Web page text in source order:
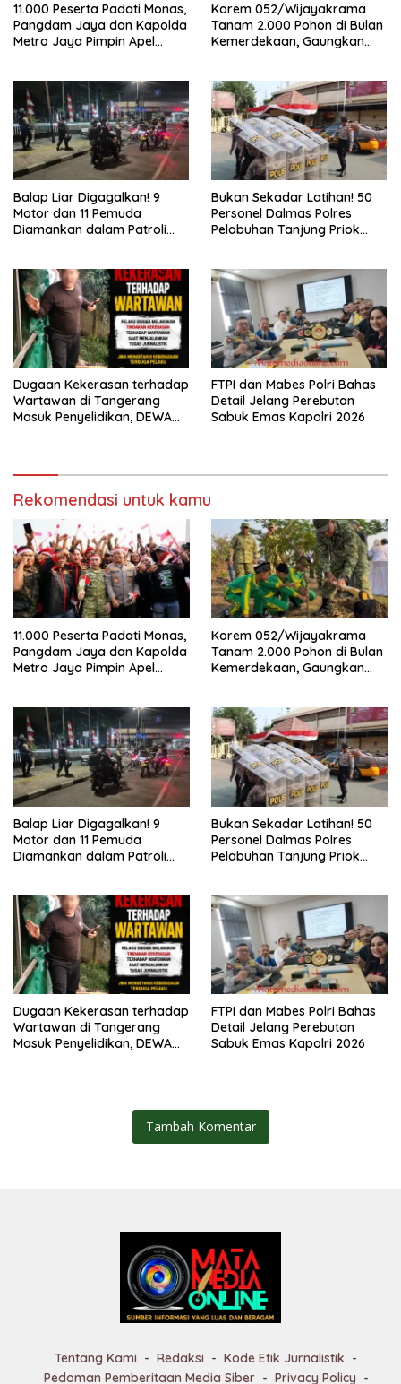
11.000 Peserta Padati Monas,
Pangdam Jaya dan Kapolda
Metro Jaya Pimpin Apel
Korem 052/Wijayakrama
Tanam 2.000 Pohon di Bulan
Kemerdekaan, Gaungkan
Balap Liar Digagalkan! 9
Motor dan 11 Pemuda
Diamankan dalam Patroli
Bukan Sekadar Latihan! 50
Personel Dalmas Polres
Pelabuhan Tanjung Priok
Dugaan Kekerasan terhadap
Wartawan di Tangerang
Masuk Penyelidikan, DEWA
FTPI dan Mabes Polri Bahas
Detail Jelang Perebutan
Sabuk Emas Kapolri 2026
Rekomendasi untuk kamu
11.000 Peserta Padati Monas,
Pangdam Jaya dan Kapolda
Metro Jaya Pimpin Apel
Korem 052/Wijayakrama
Tanam 2.000 Pohon di Bulan
Kemerdekaan, Gaungkan
Balap Liar Digagalkan! 9
Motor dan 11 Pemuda
Diamankan dalam Patroli
Bukan Sekadar Latihan! 50
Personel Dalmas Polres
Pelabuhan Tanjung Priok
Dugaan Kekerasan terhadap
Wartawan di Tangerang
Masuk Penyelidikan, DEWA
FTPI dan Mabes Polri Bahas
Detail Jelang Perebutan
Sabuk Emas Kapolri 2026
Tambah Komentar
Tentang Kami Redaksi
Kode Etik Jurnalistik
Pedoman Pemberitaan Media Siber
Privacy Policy